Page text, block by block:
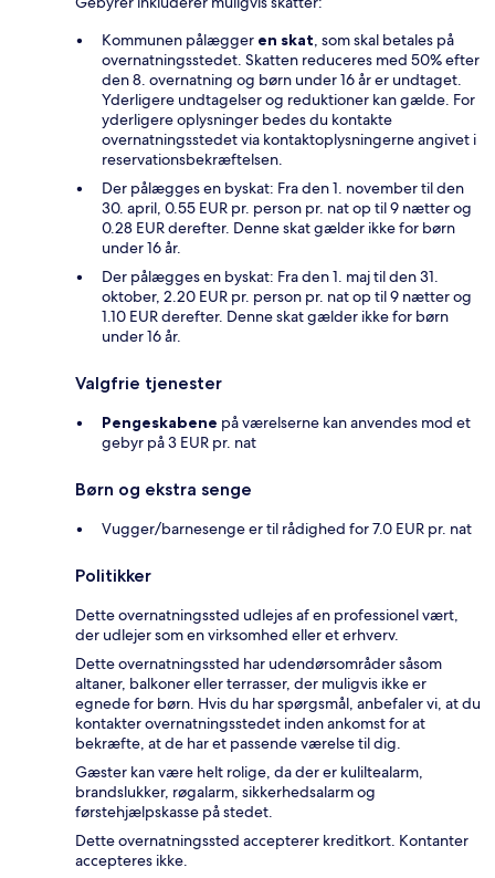
Kommunen pålægger en skat, som skal betales på
overnatningsstedet. Skatten reduceres med 50% efter
den 8. overnatning og børn under 16 år er undtaget.
Yderligere undtagelser og reduktioner kan gælde. For
yderligere oplysninger bedes du kontakte
overnatningsstedet via kontaktoplysningerne angivet i
reservationsbekræftelsen.
Der pålægges en byskat: Fra den 1. november til den
30. april, 0.55 EUR pr. person pr. nat op til 9 nætter og
0.28 EUR derefter. Denne skat gælder ikke for børn
under 16 år.
Der pålægges en byskat: Fra den 1. maj til den 31.
oktober, 2.20 EUR pr. person pr. nat op til 9 nætter og
1.10 EUR derefter. Denne skat gælder ikke for børn
under 16 år.
Valgfrie tjenester
Pengeskabene på værelserne kan anvendes mod et
gebyr på 3 EUR pr. nat
Børn og ekstra senge
Vugger/barnesenge er til rådighed for 7.0 EUR pr. nat
Politikker
Dette overnatningssted udlejes af en professionel vært,
der udlejer som en virksomhed eller et erhverv.
Dette overnatningssted har udendørsområder såsom
altaner, balkoner eller terrasser, der muligvis ikke er
egnede for børn. Hvis du har spørgsmål, anbefaler vi, at du
kontakter overnatningsstedet inden ankomst for at
bekræfte, at de har et passende værelse til dig.
Gæster kan være helt rolige, da der er kuliltealarm,
brandslukker, røgalarm, sikkerhedsalarm og
førstehjælpskasse på stedet.
Dette overnatningssted accepterer kreditkort. Kontanter
accepteres ikke.